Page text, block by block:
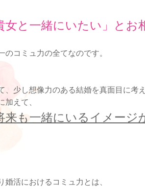
女と一緒にいたい」と
のコミュ力の全てなのです。
、少し想像力のある結婚を真面目に考
加えて、
来も一緒にいるイメージ
婚活におけるコミュ力とは、